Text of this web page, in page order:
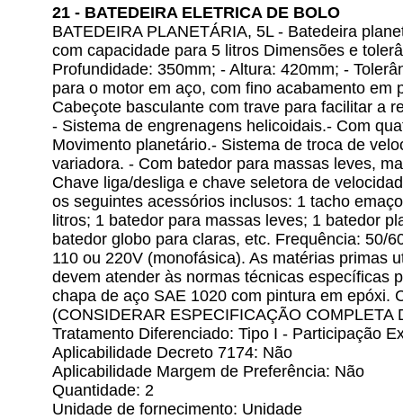
21 - BATEDEIRA ELETRICA DE BOLO
BATEDEIRA PLANETÁRIA, 5L - Batedeira
com capacidade para 5 litros Dimensões e
Profundidade: 350mm; - Altura: 420mm; -
para o motor em aço, com fino acabamento em
Cabeçote basculante com trave para facilitar a
- Sistema de engrenagens helicoidais.- Com
Movimento planetário.- Sistema de troca de
variadora. - Com batedor para massas leves,
Chave liga/desliga e chave seletora de
os seguintes acessórios inclusos: 1 tacho
litros; 1 batedor para massas leves; 1 batedor
batedor globo para claras, etc. Frequência: 50/
110 ou 220V (monofásica). As matérias primas
devem atender às normas técnicas específicas
chapa de aço SAE 1020 com pintura em epóxi.
(CONSIDERAR ESPECIFICAÇÃO COMPLETA
Tratamento Diferenciado: Tipo I - Participação
Aplicabilidade Decreto 7174: Não
Aplicabilidade Margem de Preferência: Não
Quantidade: 2
Unidade de fornecimento: Unidade